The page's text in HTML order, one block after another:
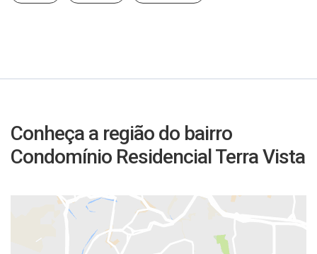
Conheça a região do bairro
Condomínio Residencial Terra Vista